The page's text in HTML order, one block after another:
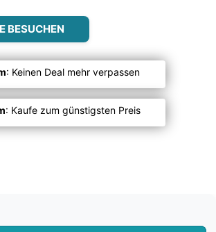
BESUCHEN
: Keinen Deal mehr verpassen
: Kaufe zum günstigsten Preis